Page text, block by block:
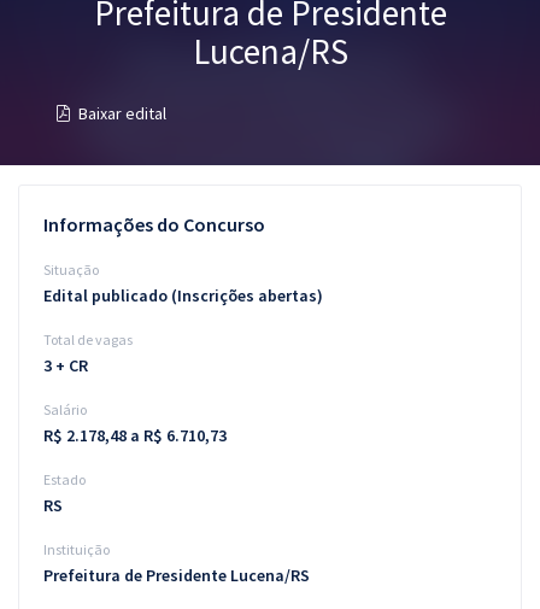
Questões grátis
Conteúdo gratuito
Aprovados
Atendimento
Prefeitura de Presidente
Lucena/RS
Baixar edital
Informações do Concurso
Situação
Edital publicado (Inscrições abertas)
Total de vagas
3 + CR
Salário
R$ 2.178,48 a R$ 6.710,73
Estado
RS
Instituição
Prefeitura de Presidente Lucena/RS